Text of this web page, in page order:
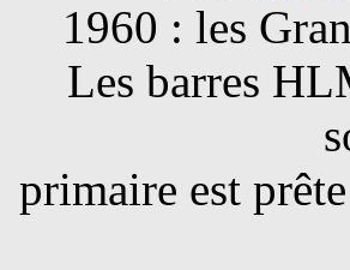
1960 : les
Les barres
primaire est